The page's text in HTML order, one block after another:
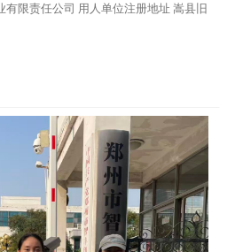
有限责任公司 用人单位注册地址 嵩县旧